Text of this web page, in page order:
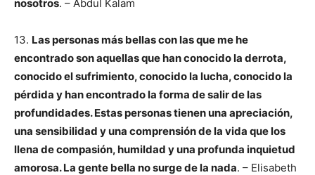
nosotros. – Abdul Kalam
13. Las personas más bellas con las que me he
encontrado son aquellas que han conocido la derrota,
conocido el sufrimiento, conocido la lucha, conocido la
pérdida y han encontrado la forma de salir de las
profundidades. Estas personas tienen una apreciación,
una sensibilidad y una comprensión de la vida que los
llena de compasión, humildad y una profunda inquietud
amorosa. La gente bella no surge de la nada. – Elisabeth